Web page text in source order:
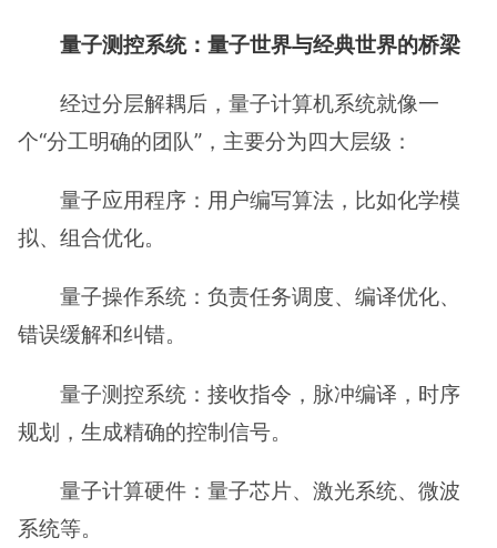
量子测控系统：量子世界与经典世界的桥梁
经过分层解耦后，量子计算机系统就像一
个“分工明确的团队”，主要分为四大层级：
量子应用程序：用户编写算法，比如化学模
拟、组合优化。
量子操作系统：负责任务调度、编译优化、
错误缓解和纠错。
量子测控系统：接收指令，脉冲编译，时序
规划，生成精确的控制信号。
量子计算硬件：量子芯片、激光系统、微波
系统等。